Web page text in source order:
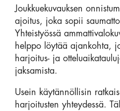
Joukkuekuvauksen
ajoitus, joka sopii
Yhteistyössä
helppo löytää ajankohta,
harjoitus- ja
jaksamista.
Usein käytännöllisin
harjoitusten yhteydessä.